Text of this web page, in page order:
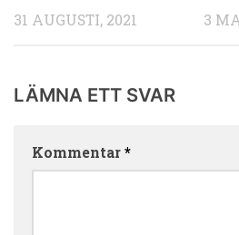
31 AUGUSTI, 2021 3
LÄMNA ETT SVAR
Kommentar*